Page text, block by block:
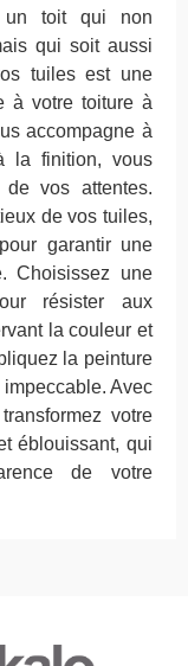
un toit qui non
qui soit aussi
tuiles est une
à votre toiture à
accompagne à
la finition, vous
vos attentes.
de vos tuiles,
garantir une
Choisissez une
résister aux
la couleur et
la peinture
Avec
votre
éblouissant, qui
de votre